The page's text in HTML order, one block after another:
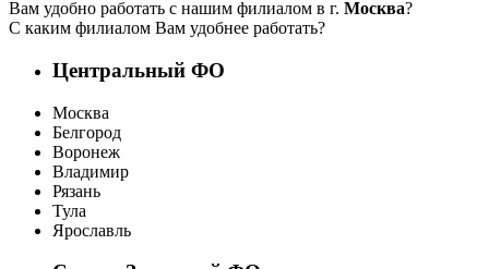
Вам удобно работать с нашим филиалом в г. Москва?
С каким филиалом Вам удобнее работать?
Центральный ФО
Москва
Белгород
Воронеж
Владимир
Рязань
Тула
Ярославль